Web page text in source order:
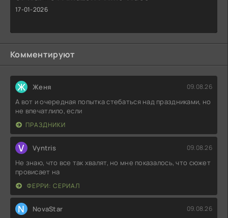
17-01-2026
Комментируют
Ж Женя 09.08.26
А вот и очередная попытка стебаться над праздниками, но
не впечатлило, если
ПРАЗДНИКИ
V Vyntris 09.08.26
Не знаю, что все так хвалят, но мне показалось, что сюжет
провисает на
ФЕРРИ: СЕРИАЛ
N NovaStar 09.08.26